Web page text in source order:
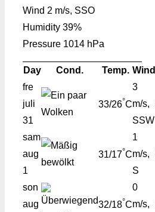
Wind 2 m/s, SSO
Humidity 39%
Pressure 1014 hPa
Day Cond. Temp. Wind
fre
juli
31
33/26°C
3
m/s,
SSW
sam
aug
1
31/17°C
1
m/s,
S
son
aug
32/18°C
0
m/s,